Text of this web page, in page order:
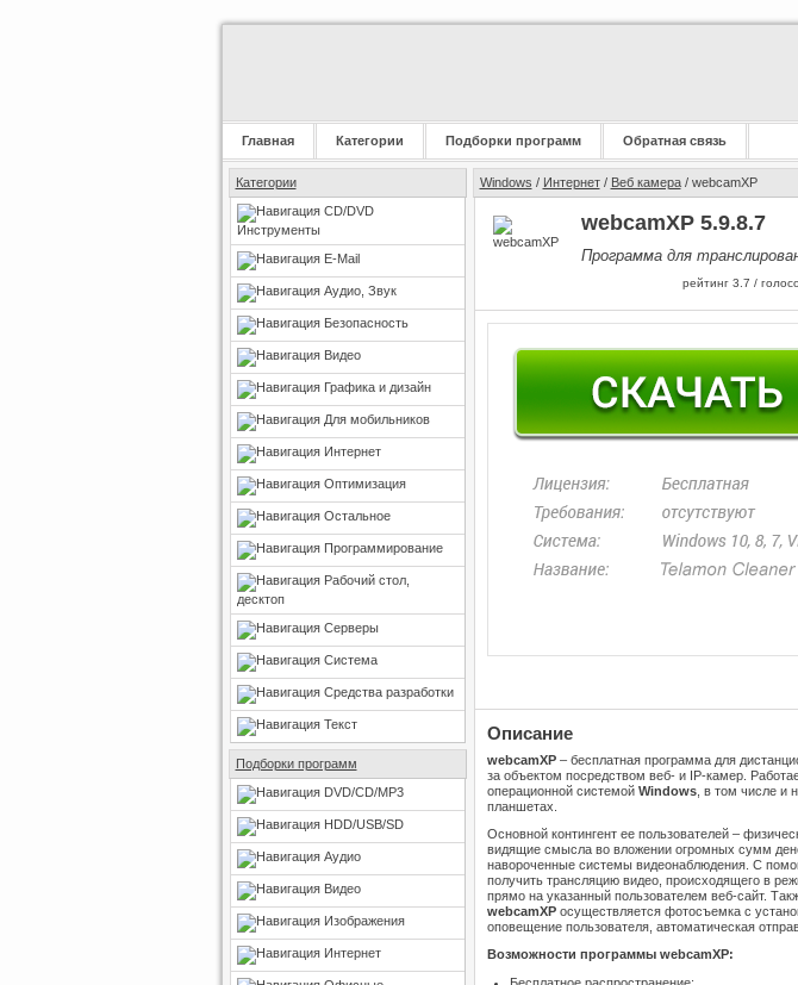
Главная Категории Подборки программ Обратная связь
Категории
CD/DVD
Инструменты
E-Mail
Аудио, Звук
Безопасность
Видео
Графика и дизайн
Для мобильников
Интернет
Оптимизация
Остальное
Программирование
Рабочий стол,
десктоп
Серверы
Система
Средства разработки
Текст
Подборки программ
DVD/CD/MP3
HDD/USB/SD
Аудио
Видео
Изображения
Интернет
Windows / Интернет/ Веб камера/ webcamXP
webcamXP 5.9.8.7
Программа для
рейтинг 3.7 /
Описание
webcamXP– бесплатная программа для
за объектом посредством веб- и IP-камер.
операционной системой Windows, в том числе и
планшетах.
Основной контингент ее пользователей –
видящие смысла во вложении огромных сумм
навороченные системы видеонаблюдения. С
получить трансляцию видео, происходящего в
прямо на указанный пользователем веб-сайт.
webcamXPосуществляется фотосъемка с
оповещение пользователя, автоматическая
Возможности программы webcamXP: